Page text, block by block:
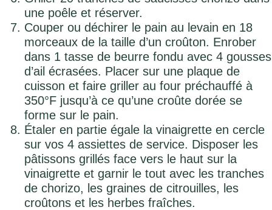
une poêle et réserver.
Couper ou déchirer le pain au levain en 18
morceaux de la taille d’un croûton. Enrober
dans 1 tasse de beurre fondu avec 4 gousses
d’ail écrasées. Placer sur une plaque de
cuisson et faire griller au four préchauffé à
350°F jusqu’à ce qu’une croûte dorée se
forme sur le pain.
Étaler en partie égale la vinaigrette en cercle
sur vos 4 assiettes de service. Disposer les
pâtissons grillés face vers le haut sur la
vinaigrette et garnir le tout avec les tranches
de chorizo, les graines de citrouilles, les
croûtons et les herbes fraîches.